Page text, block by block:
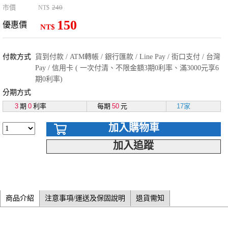
市價 NT$ 240
優惠價 NT$ 150
付款方式 貨到付款 / ATM轉帳 / 銀行匯款 / Line Pay / 街口支付 / 台灣
Pay / 信用卡 ( 一次付清、不限金額3期0利率、滿3000元享6
期0利率)
分期方式
3 期 0 利率 每期 50 元 17家
加入購物車
加入追蹤
商品介紹 注意事項/運送及保固說明 退貨需知